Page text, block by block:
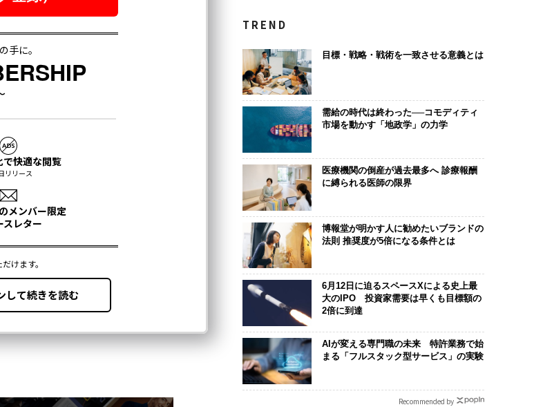
TREND
目標・戦略・戦術を一致させる意義とは
需給の時代は終わった──コモディティ
市場を動かす「地政学」の力学
医療機関の倒産が過去最多へ 診療報酬
に縛られる医師の限界
博報堂が明かす人に勧めたいブランドの
法則 推奨度が5倍になる条件とは
6月12日に迫るスペースXによる史上最
大のIPO 投資家需要は早くも目標額の
2倍に到達
AIが変える専門職の未来 特許業務で始
まる「フルスタック型サービス」の実験
Recommended by